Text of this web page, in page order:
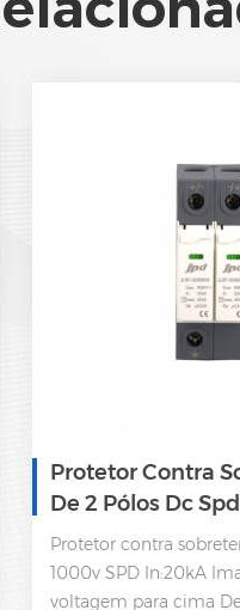
Protetor Contra
De 2 Pólos Dc
Protetor contra
1000v SPD In:20kA
voltagem para cima